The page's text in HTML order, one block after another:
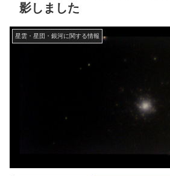
影しました
星雲・星団・銀河に関する情報